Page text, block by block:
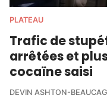
PLATEAU
Trafic de
arrêtées et
cocaïne saisi
DEVIN ASHTON-